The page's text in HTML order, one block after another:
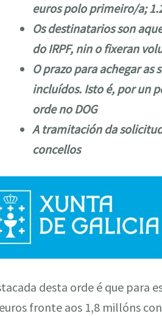
euros polo primeiro/a;
Os destinatarios son
do IRPF, nin o fixeran
O prazo para achegar
incluídos. Isto é, por un
orde no DOG
A tramitación da
concellos
desta orde é que para
fronte aos 1,8 millóns